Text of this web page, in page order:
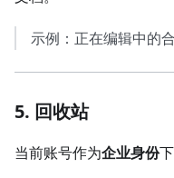
示例：正在编辑中的
5. 回收站
当前账号作为企业身份